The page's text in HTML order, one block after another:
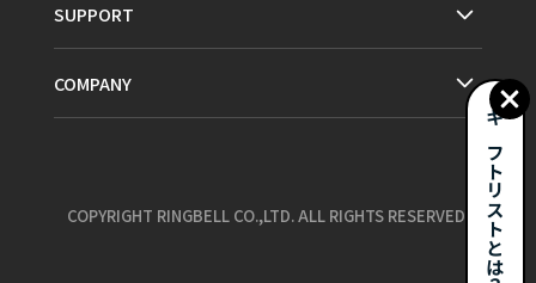
ギフトリストとは？
SUPPORT
COMPANY
COPYRIGHT RINGBELL CO.,LTD. ALL RIGHTS RESERVED.